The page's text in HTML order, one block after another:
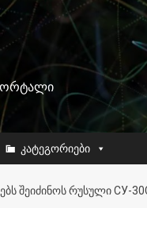
კატეგორიები
ᲨᲔᲘᲫᲘᲜᲝᲡ ᲠᲣᲡᲣᲚᲘ СУ-